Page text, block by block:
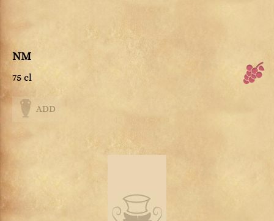
NM
75 cl
ADD